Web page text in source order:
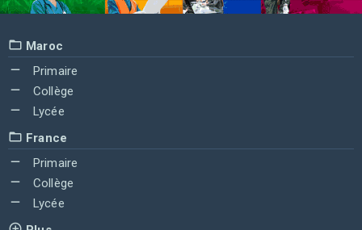
Maroc
Primaire
Collège
Lycée
France
Primaire
Collège
Lycée